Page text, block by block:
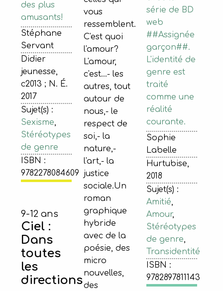
des plus
amusants!
Stéphane
Servant
Didier
jeunesse,
c2013 ; N. É.
2017
Sujet(s) :
Sexisme,
Stéréotypes
de genre
ISBN :
9782278084609
vous
ressemblent.
C'est quoi
l'amour?
L'amour,
c'est...- les
autres, tout
autour de
nous,- le
respect de
soi,- la
nature,-
l'art,- la
justice
sociale.Un
roman
graphique
hybride
avec de la
poésie, des
micro
nouvelles,
des
série de BD
web
##Assignée
garçon##.
L'identité de
genre est
traité
comme une
réalité
courante.
Sophie
Labelle
Hurtubise,
2018
Sujet(s) :
Amitié,
Amour,
Stéréotypes
de genre,
Transidentité
ISBN :
9782897811143
9-12 ans
Ciel :
Dans
toutes
les
directions